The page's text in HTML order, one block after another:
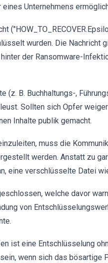
Unternehmens
wurden. Die
der Ransomware-
(z. B. Buchhaltungs-,
Sollten sich Opfer
Inhalte publik gemacht.
muss die
werden. Anstatt zu
eine verschlüsselte Datei
welche davor
von
ist eine Entschlüsselung
wenn sich das bösartige